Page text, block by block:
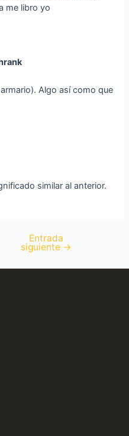
me libro yo
Algo así como que
similar al anterior.
Entrada
siguiente →